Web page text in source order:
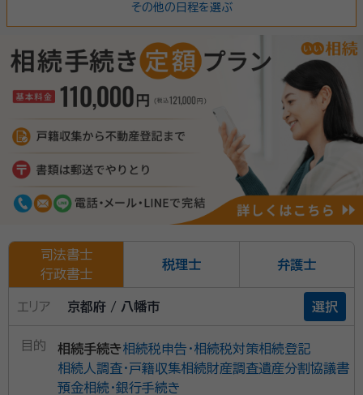
その他の日程を選ぶ
司法書士
行政書士
税理士 弁護士
エリア 京都府 / 八幡市 選択
目的 相続手続き相続税申告・相続税対策相続登記
相続人調査・戸籍収集相続財産調査遺産分割協議書
預金相続・銀行手続き